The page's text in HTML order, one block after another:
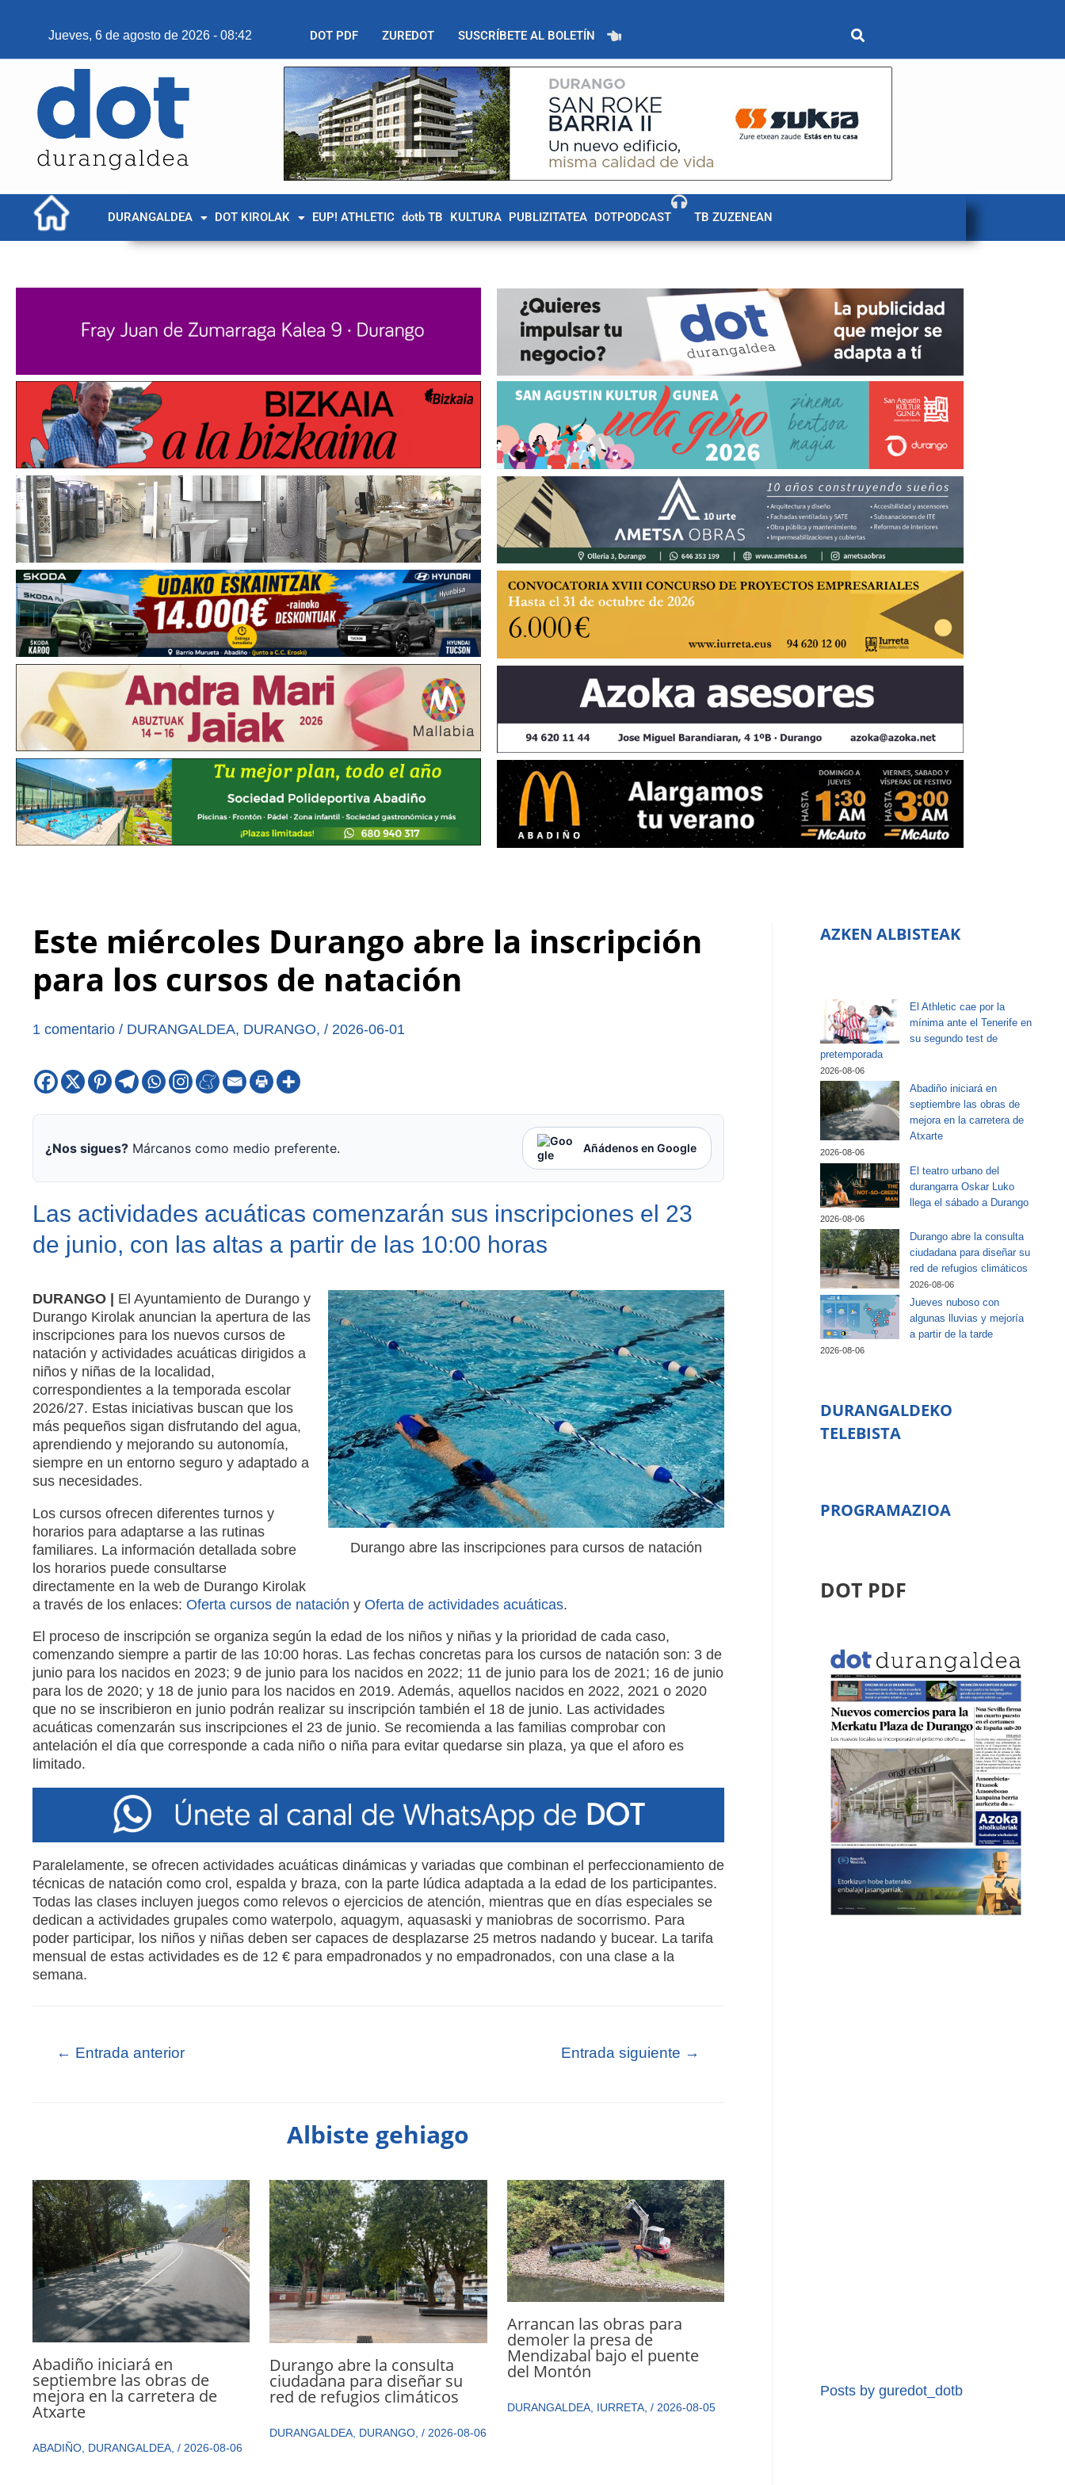
Jueves, 6 de agosto de 2026 - 08:42 DOT PDF ZUREDOT SUSCRÍBETE AL BOLETÍN
DURANGALDEA DOT KIROLAK EUP! ATHLETIC dotb TB KULTURA PUBLIZITATEA DOTPODCAST TB ZUZENEAN
Este miércoles Durango abre la inscripción
para los cursos de natación
1 comentario / DURANGALDEA, DURANGO, / 2026-06-01
¿Nos sigues?Márcanos como medio preferente. Añádenos en Google
Las actividades acuáticas comenzarán sus inscripciones el 23
de junio, con las altas a partir de las 10:00 horas
Durango abre las inscripciones para cursos de natación
DURANGO | El Ayuntamiento de Durango y
Durango Kirolak anuncian la apertura de las
inscripciones para los nuevos cursos de
natación y actividades acuáticas dirigidos a
niños y niñas de la localidad,
correspondientes a la temporada escolar
2026/27. Estas iniciativas buscan que los
más pequeños sigan disfrutando del agua,
aprendiendo y mejorando su autonomía,
siempre en un entorno seguro y adaptado a
sus necesidades.
Los cursos ofrecen diferentes turnos y
horarios para adaptarse a las rutinas
familiares. La información detallada sobre
los horarios puede consultarse
directamente en la web de Durango Kirolak
a través de los enlaces: Oferta cursos de natación y Oferta de actividades acuáticas.
El proceso de inscripción se organiza según la edad de los niños y niñas y la prioridad de cada caso,
comenzando siempre a partir de las 10:00 horas. Las fechas concretas para los cursos de natación son: 3 de
junio para los nacidos en 2023; 9 de junio para los nacidos en 2022; 11 de junio para los de 2021; 16 de junio
para los de 2020; y 18 de junio para los nacidos en 2019. Además, aquellos nacidos en 2022, 2021 o 2020
que no se inscribieron en junio podrán realizar su inscripción también el 18 de junio. Las actividades
acuáticas comenzarán sus inscripciones el 23 de junio. Se recomienda a las familias comprobar con
antelación el día que corresponde a cada niño o niña para evitar quedarse sin plaza, ya que el aforo es
limitado.
Paralelamente, se ofrecen actividades acuáticas dinámicas y variadas que combinan el perfeccionamiento de
técnicas de natación como crol, espalda y braza, con la parte lúdica adaptada a la edad de los participantes.
Todas las clases incluyen juegos como relevos o ejercicios de atención, mientras que en días especiales se
dedican a actividades grupales como waterpolo, aquagym, aquasaski y maniobras de socorrismo. Para
poder participar, los niños y niñas deben ser capaces de desplazarse 25 metros nadando y bucear. La tarifa
mensual de estas actividades es de 12 € para empadronados y no empadronados, con una clase a la
semana.
← Entrada anterior Entrada siguiente →
Albiste gehiago
Abadiño iniciará en
septiembre las obras de
mejora en la carretera de
Atxarte
ABADIÑO, DURANGALDEA, / 2026-08-06
Durango abre la consulta
ciudadana para diseñar su
red de refugios climáticos
DURANGALDEA DURANGO ,/ 2026-08-06
Arrancan las obras para
demoler la presa de
Mendizabal bajo el puente
del Montón
DURANGALDEA, IURRETA, / 2026-08-05
AZKEN ALBISTEAK
El Athletic cae por la
mínima ante el Tenerife en
su segundo test de
pretemporada
2026-08-06
Abadiño iniciará en
septiembre las obras de
mejora en la carretera de
Atxarte
2026-08-06
El teatro urbano del
durangarra Oskar Luko
llega el sábado a Durango
2026-08-06
Durango abre la consulta
ciudadana para diseñar su
red de refugios climáticos
2026-08-06
Jueves nuboso con
algunas lluvias y mejoría
a partir de la tarde
2026-08-06
DURANGALDEKO
TELEBISTA
PROGRAMAZIOA
DOT PDF
Posts by guredot_dotb